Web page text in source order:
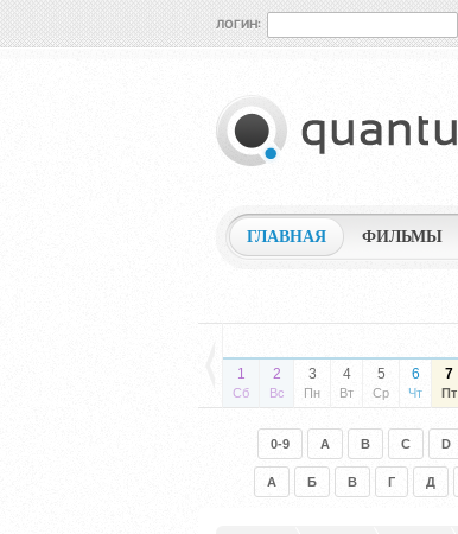
ЛОГИН:
ГЛАВНАЯ ФИЛЬМЫ
1
Сб
2
Вс
3
Пн
4
Вт
5
Ср
6
Чт
7
Пт
0-9 A B C D
А Б В Г Д